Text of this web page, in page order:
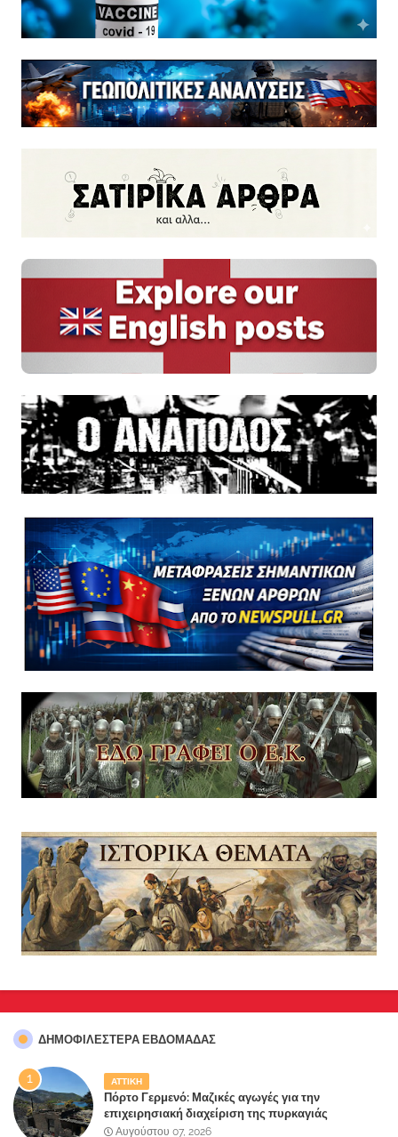
ΔΗΜΟΦΙΛΈΣΤΕΡΑ ΕΒΔΟΜΆΔΑΣ
ΑΤΤΙΚΗ
Πόρτο Γερμενό: Μαζικές αγωγές για την
επιχειρησιακή διαχείριση της πυρκαγιάς
ετοιμάζουν οι κάτοικοι!
Αυγούστου 07, 2026